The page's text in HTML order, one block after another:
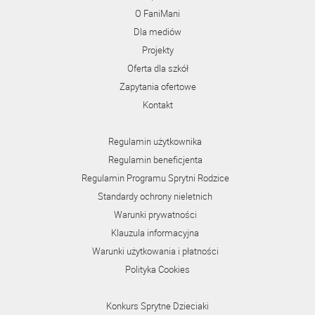
O FaniMani
Dla mediów
Projekty
Oferta dla szkół
Zapytania ofertowe
Kontakt
Regulamin użytkownika
Regulamin beneficjenta
Regulamin Programu Sprytni Rodzice
Standardy ochrony nieletnich
Warunki prywatności
Klauzula informacyjna
Warunki użytkowania i płatności
Polityka Cookies
Konkurs Sprytne Dzieciaki